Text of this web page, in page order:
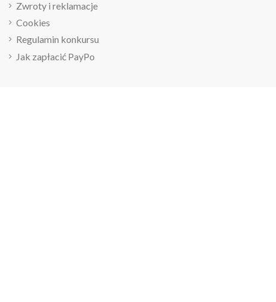
Zwroty i reklamacje
Cookies
Regulamin konkursu
Jak zapłacić PayPo